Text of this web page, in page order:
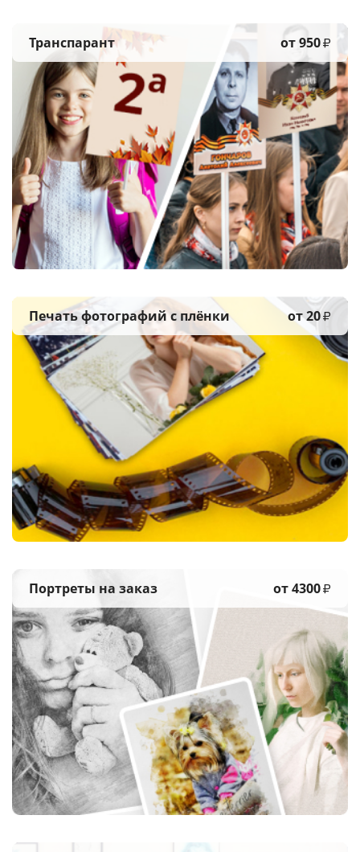
Транспарант от 950₽
Печать фотографийс плёнки от 20₽
Портреты на заказ от 4300₽